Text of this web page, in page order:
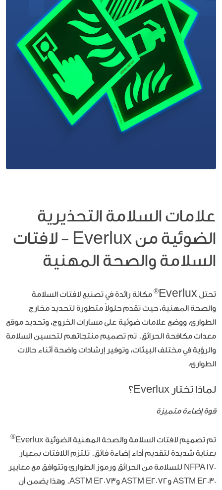
علامات السلامة التحذيرية
الضوئية من Everlux - لافتات
السلامة والصحة المهنية
تحتل Everlux
® مكانة رائدة في تصنيع لافتات السلامة
والصحة المهنية، حيث تقدم حلولاً متطورة لتحديد مخارج
الطوارئ، ووضع علامات ضوئية على مسارات الخروج، وتحديد موقع
معدات مكافحة الحرائق. تم تصميم منتجاتهم لتحسين السلامة
والرؤية في مختلف البيئات، وتوفير إرشادات واضحة أثناء حالات
الطوارئ.
لماذا تختار Everlux؟
قوة إضاءة متميزة
تم تصميم لافتات السلامة والصحة المهنية الضوئية Everlux ®
بعناية شديدة لتقديم أداء إضاءة فائق. تلتزم اللافتات بمعيار
NFPA 170 للسلامة من الحرائق ورموز الطوارئ وتتوافق مع معايير
ASTM E2030 وASTM E2072 وASTM E2073. وهذا يضمن أن